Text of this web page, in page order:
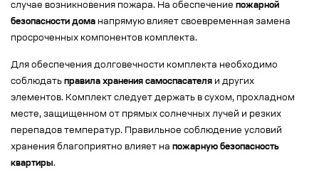
случае возникновения пожара. На обеспечение пожарной
безопасности дома напрямую влияет своевременная замена
просроченных компонентов комплекта.
Для обеспечения долговечности комплекта необходимо
соблюдать правила хранения самоспасателя и других
элементов. Комплект следует держать в сухом, прохладном
месте, защищенном от прямых солнечных лучей и резких
перепадов температур. Правильное соблюдение условий
хранения благоприятно влияет на пожарную безопасность
квартиры.